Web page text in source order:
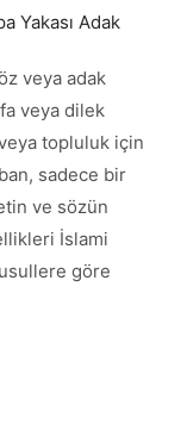
Yakası Adak
veya adak
veya dilek
topluluk için
sadece bir
ve sözün
İslami
göre